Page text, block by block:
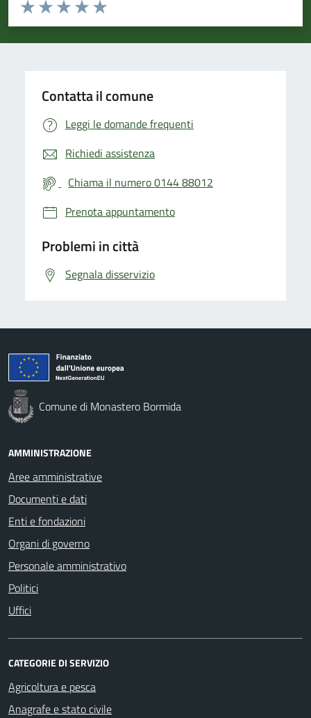
Valuta 5 stelle su 5
Valuta 4 stelle su 5
Valuta 3 stelle su 5
Valuta 2 stelle su 5
Valuta 1 stelle su 5
Contatta il comune
Leggi le domande frequenti
Richiedi assistenza
Chiama il numero 0144 88012
Prenota appuntamento
Problemi in città
Segnala disservizio
Comune di Monastero Bormida
AMMINISTRAZIONE
Aree amministrative
Documenti e dati
Enti e fondazioni
Organi di governo
Personale amministrativo
Politici
Uffici
CATEGORIE DI SERVIZIO
Agricoltura e pesca
Anagrafe e stato civile